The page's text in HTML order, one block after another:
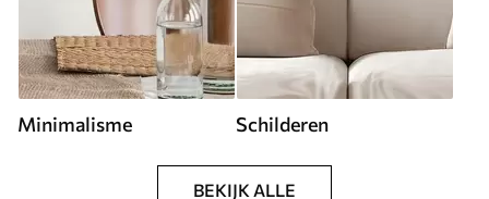
Minimalisme Schilderen
BEKIJK ALLE